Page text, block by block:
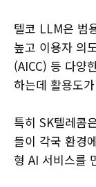
텔코 LLM은 범
높고 이용자 의
(AICC) 등 다양
하는데 활용도
특히 SK텔레콤
들이 각국 환경
형 AI 서비스를